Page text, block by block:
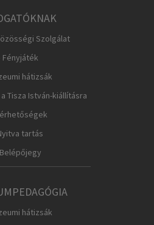
Szolgálat
Fényjáték
hátizsák
Tisza István-kiállításra
tartás
hátizsák